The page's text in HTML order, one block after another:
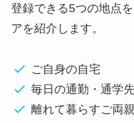
登録できる5つの地点
アを紹介します。
ご自身の自宅
毎日の通勤・通学
離れて暮らすご両